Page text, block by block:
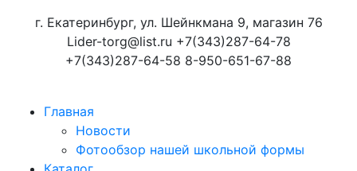
г. Екатеринбург, ул. Шейнкмана 9, магазин 76
Lider-torg@list.ru +7(343)287-64-78
+7(343)287-64-58 8-950-651-67-88
Главная
Новости
Фотообзор нашей школьной формы